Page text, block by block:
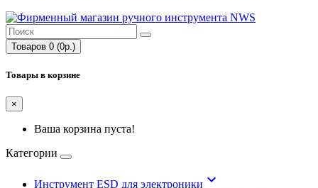
Товаров 0 (0р.)
Товары в корзине
×
Ваша корзина пуста!
Категории
Инструмент ESD для электроники keyboard_arrow_down